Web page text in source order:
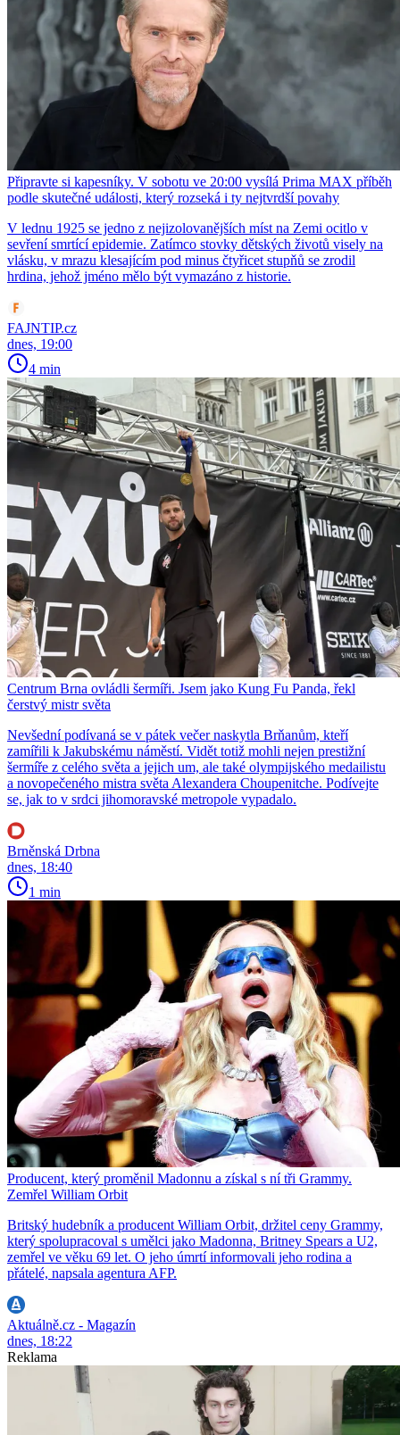
Připravte si kapesníky. V sobotu ve 20:00 vysílá Prima MAX příběh
podle skutečné události, který rozseká i ty nejtvrdší povahy
V lednu 1925 se jedno z nejizolovanějších míst na Zemi ocitlo v
sevření smrtící epidemie. Zatímco stovky dětských životů visely na
vlásku, v mrazu klesajícím pod minus čtyřicet stupňů se zrodil
hrdina, jehož jméno mělo být vymazáno z historie.
FAJNTIP.cz
dnes, 19:00
4 min
Centrum Brna ovládli šermíři. Jsem jako Kung Fu Panda, řekl
čerstvý mistr světa
Nevšední podívaná se v pátek večer naskytla Brňanům, kteří
zamířili k Jakubskému náměstí. Vidět totiž mohli nejen prestižní
šermíře z celého světa a jejich um, ale také olympijského medailistu
a novopečeného mistra světa Alexandera Choupenitche. Podívejte
se, jak to v srdci jihomoravské metropole vypadalo.
Brněnská Drbna
dnes, 18:40
1 min
Producent, který proměnil Madonnu a získal s ní tři Grammy.
Zemřel William Orbit
Britský hudebník a producent William Orbit, držitel ceny Grammy,
který spolupracoval s umělci jako Madonna, Britney Spears a U2,
zemřel ve věku 69 let. O jeho úmrtí informovali jeho rodina a
přátelé, napsala agentura AFP.
Aktuálně.cz - Magazín
dnes, 18:22
Reklama